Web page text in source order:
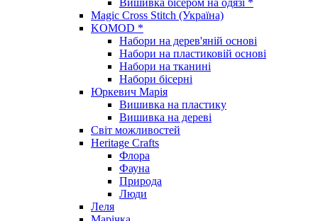
Magic Cross Stitch (Україна)
KOMOD *
Набори на дерев'яній основі
Набори на пластиковій основі
Набори на тканині
Набори бісерні
Юркевич Марія
Вишивка на пластику
Вишивка на дереві
Світ можливостей
Heritage Crafts
Флора
Фауна
Природа
Люди
Леля